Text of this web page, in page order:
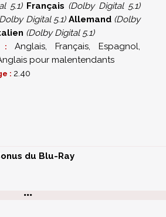
5.1) Français (Dolby Digital 5.1)
Digital 5.1) Allemand (Dolby
(Dolby Digital 5.1)
: Anglais, Français, Espagnol,
pour malentendants
: 2.40
du Blu-Ray